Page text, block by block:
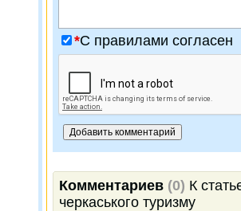
*C правилами согласен
Комментариев (0) К
черкаського туризму